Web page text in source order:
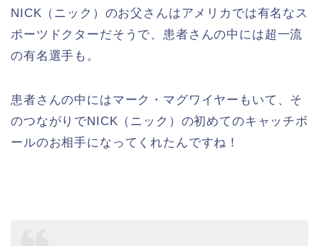
NICK（ニック）のお父さんはアメリカでは有名なス
ポーツドクターだそうで、患者さんの中には超一流
の有名選手も。
患者さんの中にはマーク・マグワイヤーもいて、そ
のつながりでNICK（ニック）の初めてのキャッチボ
ールのお相手になってくれたんですね！